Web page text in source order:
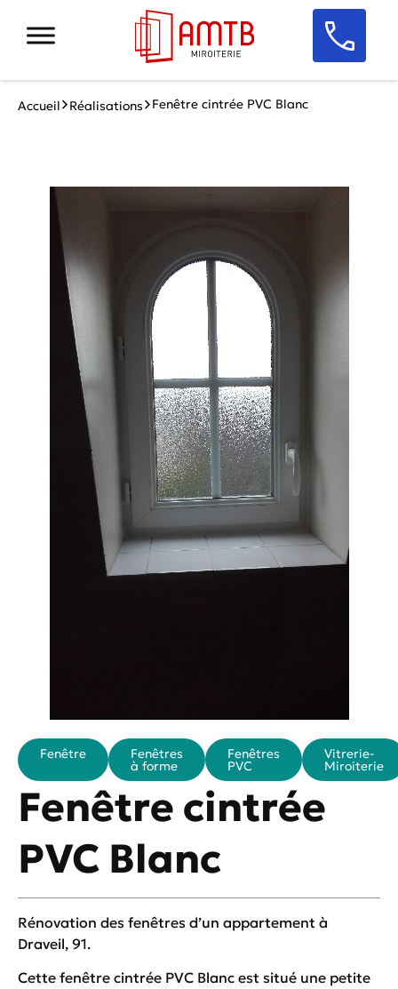
Accueil Réalisations Fenêtre cintrée PVC Blanc
Fenêtre Fenêtres
à forme
Fenêtres
PVC
Vitrerie-
Miroiterie
Fenêtre cintrée
PVC Blanc
Rénovation des fenêtres d’un appartement à
Draveil, 91.
Cette fenêtre cintrée PVC Blanc est situé une petite